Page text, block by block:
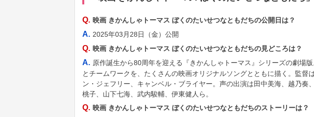
Q. 映画 きかんしゃトーマス ぼくのたいせつなともだちの公開日は？
A. 2025年03月28日（金）公開
Q. 映画 きかんしゃトーマス ぼくのたいせつなともだちの見どころは？
A. 原作誕生から80周年を迎える『きかんしゃトーマス』シリーズの劇場
とチームワークを、たくさんの映画オリジナルソングとともに描く。監督
ン・ジェフリー、キャンベル・ブライヤー。声の出演は田中美海、越乃奏
桃子、山下七海、武内駿輔、伊東健人ら。
Q. 映画 きかんしゃトーマス ぼくのたいせつなともだちのストーリーは？